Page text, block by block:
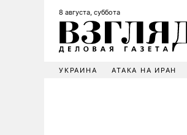
8 августа, суббота
УКРАИНА АТАКА НА ИРАН